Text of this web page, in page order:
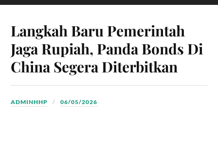
Langkah Baru Pemerintah
Jaga Rupiah, Panda Bonds Di
China Segera Diterbitkan
ADMINHHP 06/05/2026